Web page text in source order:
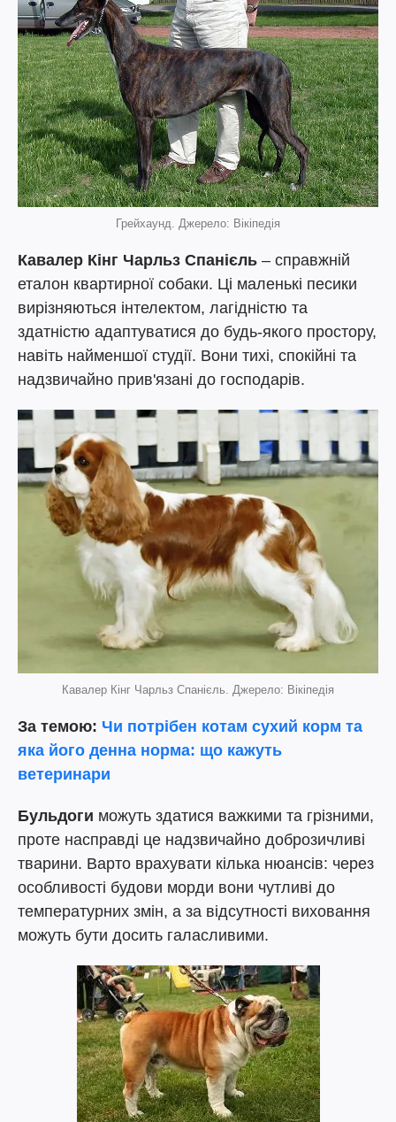
Грейхаунд. Джерело: Вікіпедія
Кавалер Кінг Чарльз Спанієль – справжній
еталон квартирної собаки. Ці маленькі песики
вирізняються інтелектом, лагідністю та
здатністю адаптуватися до будь-якого простору,
навіть найменшої студії. Вони тихі, спокійні та
надзвичайно прив'язані до господарів.
Кавалер Кінг Чарльз Спанієль. Джерело: Вікіпедія
За темою: Чи потрібен котам сухий корм та
яка його денна норма: що кажуть
ветеринари
Бульдоги можуть здатися важкими та грізними,
проте насправді це надзвичайно доброзичливі
тварини. Варто врахувати кілька нюансів: через
особливості будови морди вони чутливі до
температурних змін, а за відсутності виховання
можуть бути досить галасливими.